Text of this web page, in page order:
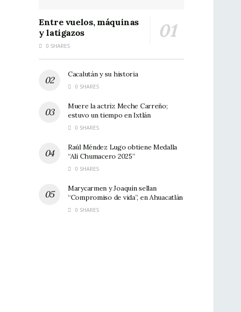
Entre vuelos, máquinas
y latigazos
0 SHARES
Cacalután y su historia
0 SHARES
Muere la actriz Meche Carreño;
estuvo un tiempo en Ixtlán
0 SHARES
Raúl Méndez Lugo obtiene Medalla
“Alí Chumacero 2025”
0 SHARES
Marycarmen y Joaquín sellan
“Compromiso de vida”, en Ahuacatlán
0 SHARES